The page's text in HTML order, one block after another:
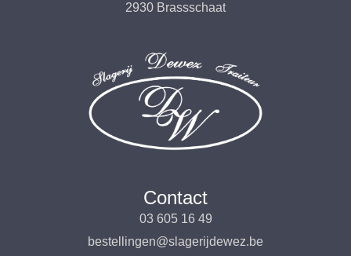
2930 Brassschaat
Contact
03 605 16 49
bestellingen@slagerijdewez.be